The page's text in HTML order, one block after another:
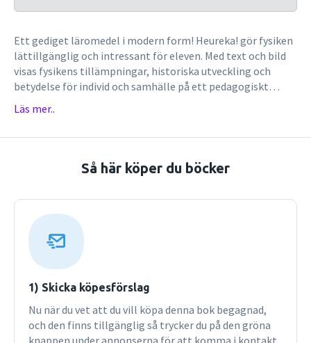
Ett gediget läromedel i modern form! Heureka! gör fysiken
lättillgänglig och intressant för eleven. Med text och bild
visas fysikens tillämpningar, historiska utveckling och
betydelse för individ och samhälle på ett pedagogiskt
innehåller gott om lösta exempel som visar hur man
och övningsuppgifter.LärarhandledningarHär finns
variationsrika laborationer att göra i klassrummet eller
utmaningarTill de tre grundböckerna i Heureka-serien
finns även kompletterande böcker. I boken Ledtrådar och
lösningar ges extra stöd till grundbokens samtliga
uppgifter i form av korta ledtrådar och utförliga
lösningsförslag. I Övningar och problem finns det totalt
Uppgifterna är av varierande svårighetsgrad, både för den
som vill ha en extra utmaning och för den som vill träna
Läs mer..
Så här köper du böcker
1) Skicka köpesförslag
Nu när du vet att du vill köpa denna bok begagnad,
och den finns tillgänglig så trycker du på den gröna
knappen under annonserna för att komma i kontakt